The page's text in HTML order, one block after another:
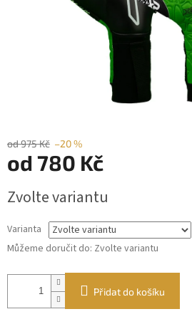
od 975 Kč –20 %
od 780 Kč
cena:
Zvolte variantu
Varianta
Můžeme doručit do: Zvolte variantu
Přidat do košíku